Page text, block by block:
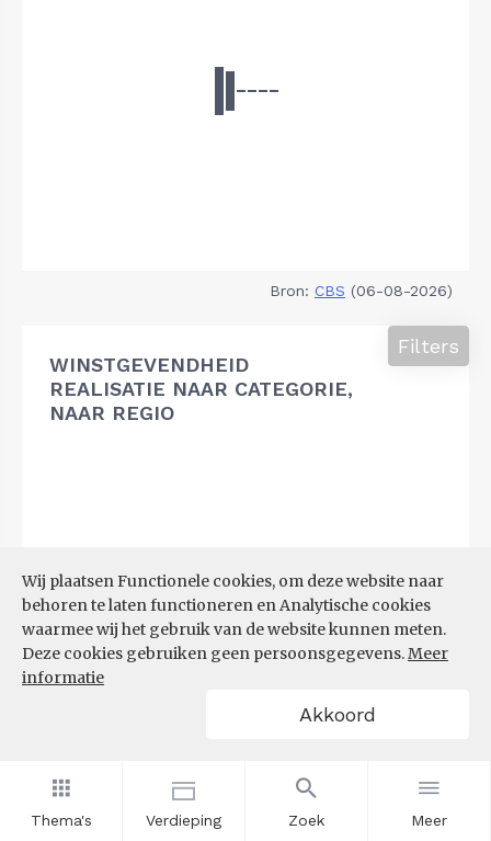
Thema's Verdieping Zoek Meer
Wij plaatsen Functionele cookies, om deze website naar
behoren te laten functioneren en Analytische cookies
waarmee wij het gebruik van de website kunnen meten.
Deze cookies gebruiken geen persoonsgegevens.Meer
informatie
Akkoord
Bron: CBS (06-08-2026)
WINSTGEVENDHEID
REALISATIE NAAR CATEGORIE,
NAAR REGIO
Filters